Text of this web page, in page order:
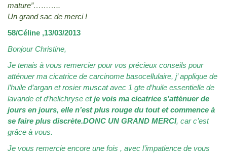
mature”………..
Un grand sac de merci !
58/Céline ,13/03/2013
Bonjour Christine,
Je tenais à vous remercier pour vos précieux conseils pour
atténuer ma cicatrice de carcinome basocellulaire, j’ applique de
l’huile d’argan et rosier muscat avec 1 gte d’huile essentielle de
lavande et d’helichryse et je vois ma cicatrice s’atténuer de
jours en jours, elle n’est plus rouge du tout et commence à
se faire plus discrète.DONC UN GRAND MERCI, car c’est
grâce à vous.
Je vous remercie encore une fois , avec l’impatience de vous